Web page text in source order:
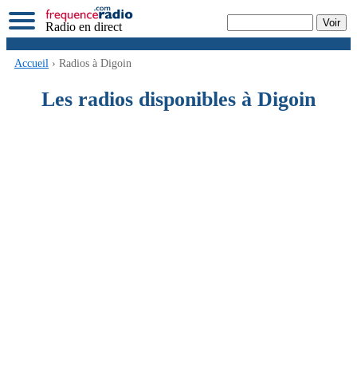
Radio en direct
Accueil › Radios à Digoin
Les radios disponibles à Digoin